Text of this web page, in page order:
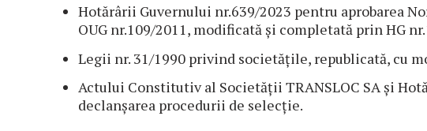
Hotărârii Guvernului nr.639/2023 pentru aprobarea
OUG nr.109/2011, modificată și completată prin HG
Legii nr. 31/1990 privind societățile, republicată, cu
Actului Constitutiv al Societății TRANSLOC SA și
declanșarea procedurii de selecție.